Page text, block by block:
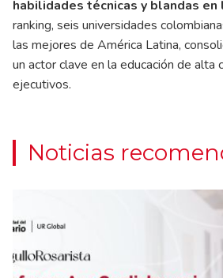
habilidades técnicas y blandas en
ranking, seis universidades
las mejores de América Latina,
un actor clave en la educación de alta
ejecutivos.
Noticias